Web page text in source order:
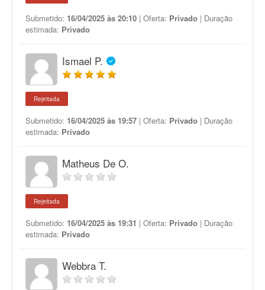
Submetido: 16/04/2025 às 20:10 | Oferta: Privado | Duração
estimada: Privado
Ismael P.
Rejeitada
Submetido: 16/04/2025 às 19:57 | Oferta: Privado | Duração
estimada: Privado
Matheus De O.
Rejeitada
Submetido: 16/04/2025 às 19:31 | Oferta: Privado | Duração
estimada: Privado
Webbra T.